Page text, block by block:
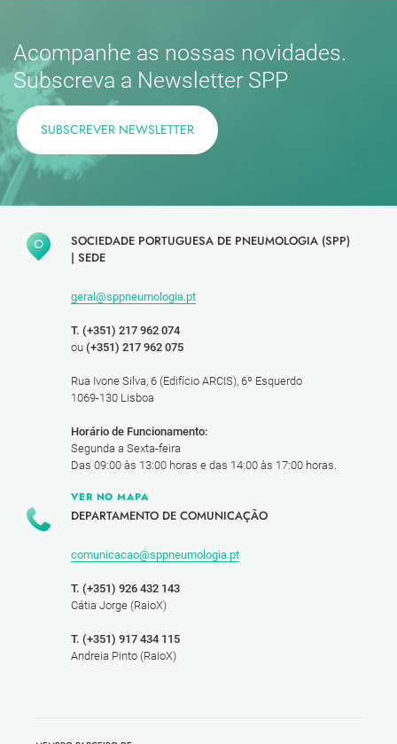
Acompanhe as nossas novidades.
Subscreva a Newsletter SPP
SUBSCREVER NEWSLETTER
SOCIEDADE PORTUGUESA DE PNEUMOLOGIA (SPP)
| SEDE
geral@sppneumologia.pt
T. (+351) 217 962 074
ou (+351) 217 962 075
Rua Ivone Silva, 6 (Edifício ARCIS), 6º Esquerdo
1069-130 Lisboa
Horário de Funcionamento:
Segunda a Sexta-feira
Das 09:00 às 13:00 horas e das 14:00 às 17:00 horas.
VER NO MAPA
DEPARTAMENTO DE COMUNICAÇÃO
comunicacao@sppneumologia.pt
T. (+351) 926 432 143
Cátia Jorge (RaioX)
T. (+351) 917 434 115
Andreia Pinto (RaioX)